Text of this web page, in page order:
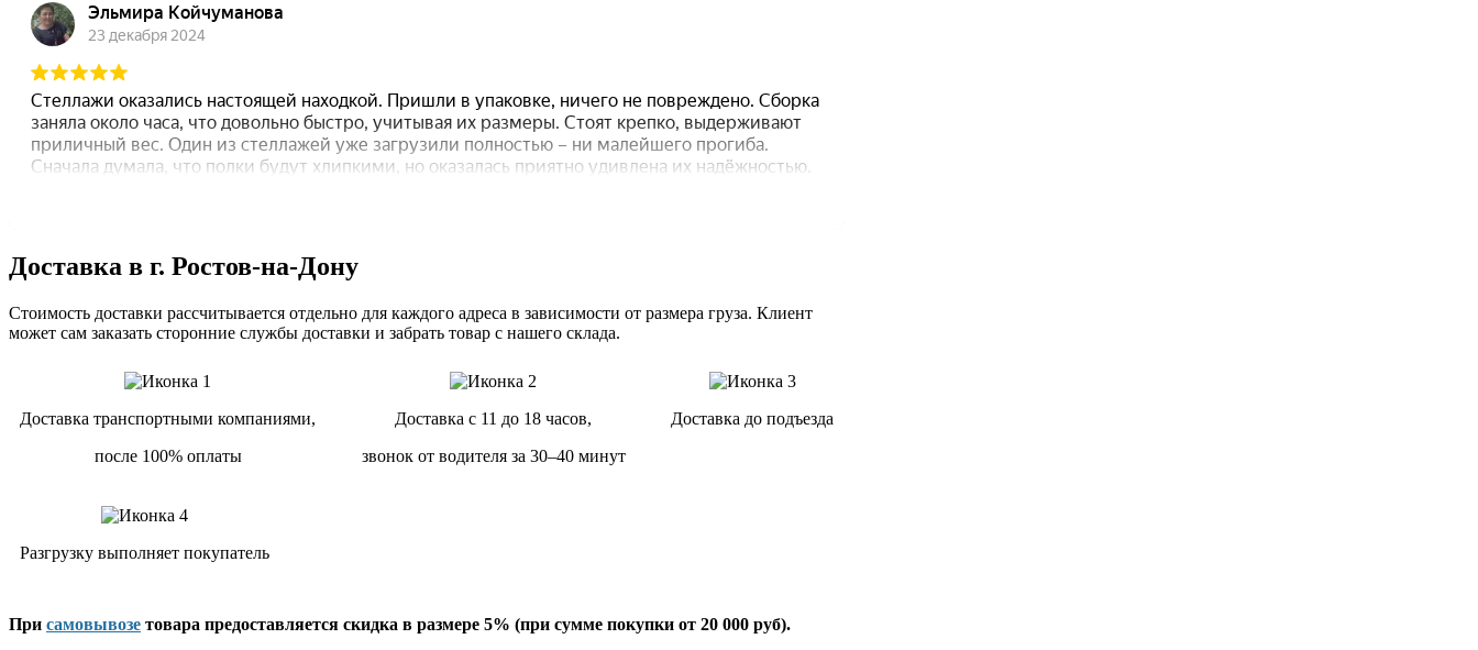
Доставка в г. Ростов-на-Дону
Стоимость доставки рассчитывается отдельно для каждого адреса в зависимости от размера груза. Клиент
может сам заказать сторонние службы доставки и забрать товар с нашего склада.
Доставка транспортными компаниями,
после 100% оплаты
Доставка с 11 до 18 часов,
звонок от водителя за 30–40 минут
Доставка до подъезда
Разгрузку выполняет покупатель
При самовывозе товара предоставляется скидка в размере 5% (при сумме покупки от 20 000 руб).